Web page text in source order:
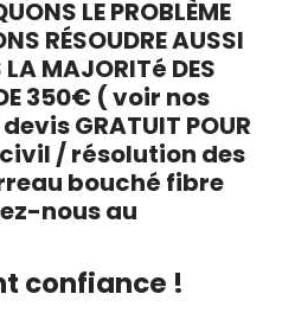
LE PROBLÈME
RÉSOUDRE AUSSI
LA MAJORITé DES
350€ ( voir nos
GRATUIT POUR
civil / résolution des
bouché fibre
nous au
confiance !